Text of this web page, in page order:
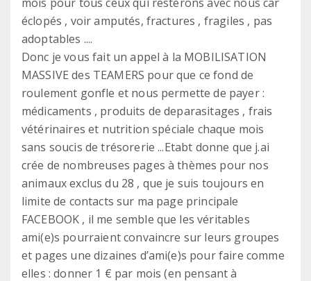
éclopés , voir amputés, fractures , fragiles , pas
adoptables ....
Donc je vous fait un appel à la MOBILISATION
MASSIVE des TEAMERS pour que ce fond de
roulement gonfle et nous permette de payer :
médicaments , produits de deparasitages , frais
vétérinaires et nutrition spéciale chaque mois
sans soucis de trésorerie ...Etabt donne que j.ai
crée de nombreuses pages à thèmes pour nos
animaux exclus du 28 , que je suis toujours en
limite de contacts sur ma page principale
FACEBOOK , il me semble que les véritables
ami(e)s pourraient convaincre sur leurs groupes
et pages une dizaines d’ami(e)s pour faire comme
elles : donner 1 € par mois (en pensant à